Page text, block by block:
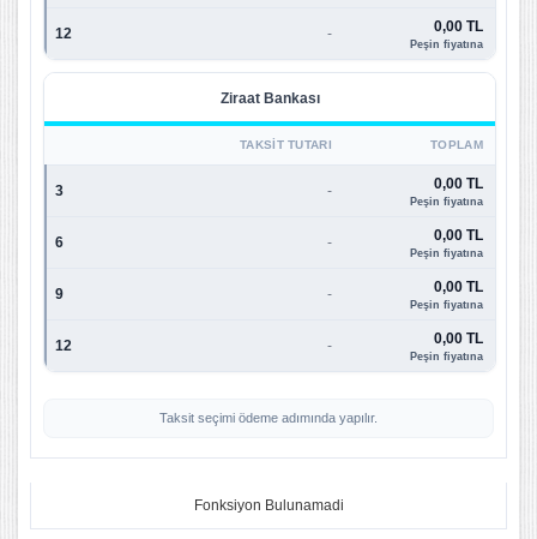
12 - 0,00 TL
Peşin fiyatına
Ziraat Bankası
TAKSIT TUTARI TOPLAM
3 - 0,00 TL
Peşin fiyatına
6 - 0,00 TL
Peşin fiyatına
9 - 0,00 TL
Peşin fiyatına
12 - 0,00 TL
Peşin fiyatına
Taksit seçimi ödeme adımında yapılır.
Fonksiyon Bulunamadi